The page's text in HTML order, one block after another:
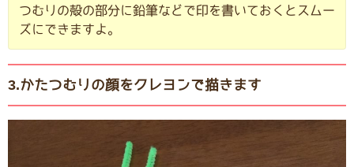
つむりの殻の部分に鉛筆などで印を書いておくとスムー
ズにできますよ。
3.かたつむりの顔をクレヨンで描きます